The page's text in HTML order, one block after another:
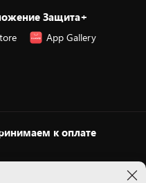
Защита+
App Gallery
к оплате